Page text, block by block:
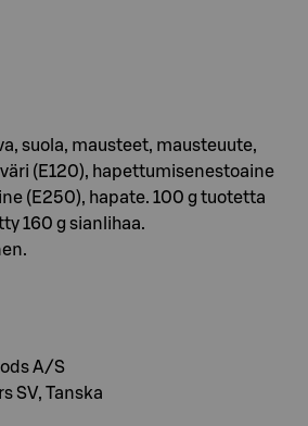
suola, mausteet, mausteuute,
(E120), hapettumisenestoaine
(E250), hapate. 100 g tuotetta
160 g sianlihaa.
A/S
SV, Tanska